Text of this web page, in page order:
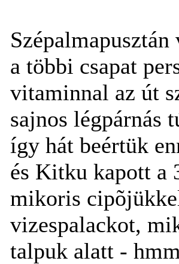
a többi csapat
vitaminnal az út
sajnos légpárnás
így hát beértük
és Kitku kapott a
mikoris
vizespalackot,
talpuk alatt -